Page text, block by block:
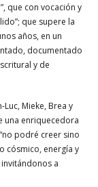
que con vocación y
que supere la
años, en un
documentado
y de
Mieke, Brea y
una enriquecedora
podré creer sino
cósmico, energía y
a